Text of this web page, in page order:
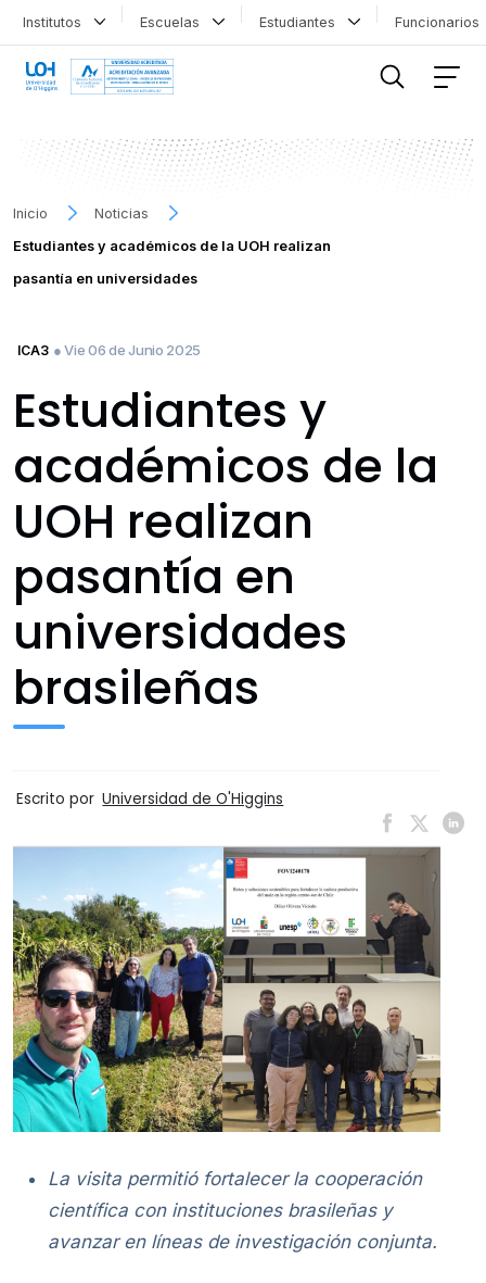
Institutos Escuelas Estudiantes
Inicio
Noticias
Estudiantes y académicos de la UOH realizan
pasantía en universidades
ICA3 ● Vie 06 de Junio 2025
Estudiantes y
académicos de la
UOH realizan
pasantía en
universidades
brasileñas
Escrito por Universidad de O'Higgins
La visita permitió fortalecer la cooperación
científica con instituciones brasileñas y
avanzar en líneas de investigación conjunta.